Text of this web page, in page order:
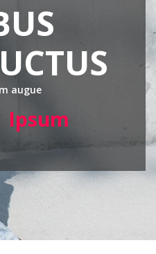
augue
Ipsum